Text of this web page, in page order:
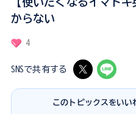
からない
4
SNSで共有する
このトピックスをいい